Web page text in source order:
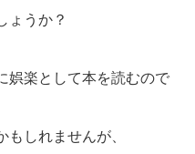
ょうか？
娯楽として本を読むので
しれませんが、